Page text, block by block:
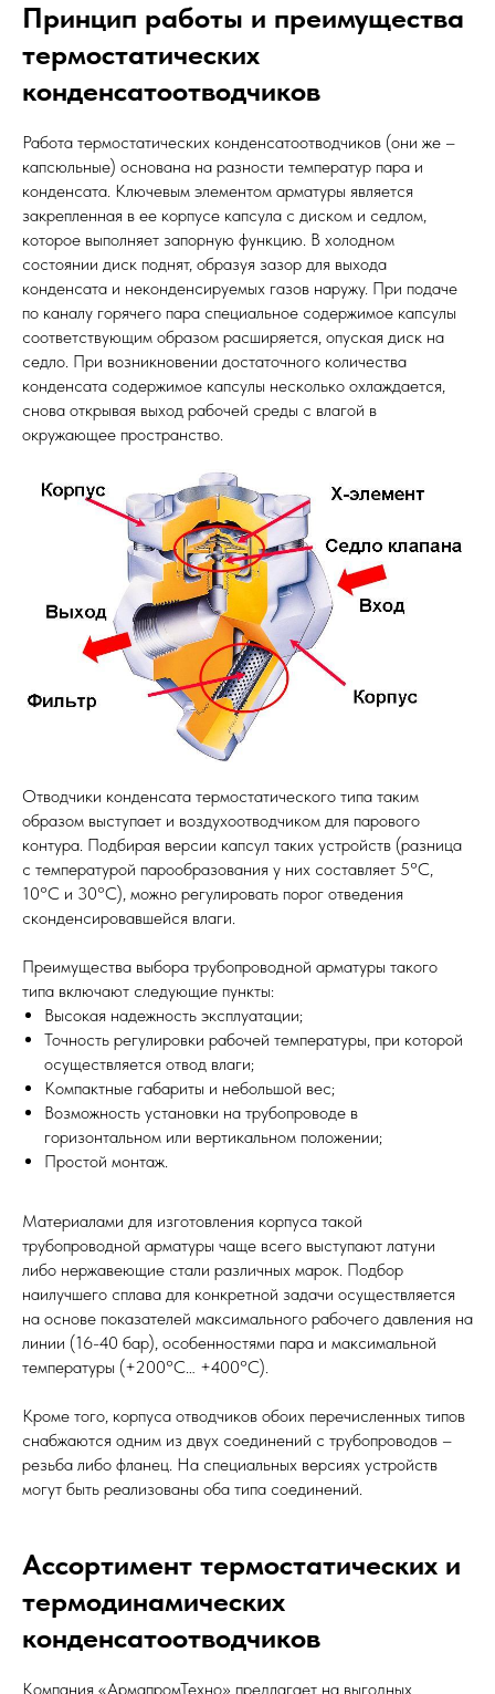
Принцип работы и преимущества
термостатических
конденсатоотводчиков
Работа термостатических конденсатоотводчиков (они же –
капсюльные) основана на разности температур пара и
конденсата. Ключевым элементом арматуры является
закрепленная в ее корпусе капсула с диском и седлом,
которое выполняет запорную функцию. В холодном
состоянии диск поднят, образуя зазор для выхода
конденсата и неконденсируемых газов наружу. При подаче
по каналу горячего пара специальное содержимое капсулы
соответствующим образом расширяется, опуская диск на
седло. При возникновении достаточного количества
конденсата содержимое капсулы несколько охлаждается,
снова открывая выход рабочей среды с влагой в
окружающее пространство.
Отводчики конденсата термостатического типа таким
образом выступает и воздухоотводчиком для парового
контура. Подбирая версии капсул таких устройств (разница
с температурой парообразования у них составляет 5°С,
10°С и 30°С), можно регулировать порог отведения
сконденсировавшейся влаги.
Преимущества выбора трубопроводной арматуры такого
типа включают следующие пункты:
Высокая надежность эксплуатации;
Точность регулировки рабочей температуры, при которой
осуществляется отвод влаги;
Компактные габариты и небольшой вес;
Возможность установки на трубопроводе в
горизонтальном или вертикальном положении;
Простой монтаж.
Материалами для изготовления корпуса такой
трубопроводной арматуры чаще всего выступают латуни
либо нержавеющие стали различных марок. Подбор
наилучшего сплава для конкретной задачи осуществляется
на основе показателей максимального рабочего давления на
линии (16-40 бар), особенностями пара и максимальной
температуры (+200°C… +400°C).
Кроме того, корпуса отводчиков обоих перечисленных типов
снабжаются одним из двух соединений с трубопроводов –
резьба либо фланец. На специальных версиях устройств
могут быть реализованы оба типа соединений.
Ассортимент термостатических и
термодинамических
конденсатоотводчиков
Компания «АрмапромТехно» предлагает на выгодных